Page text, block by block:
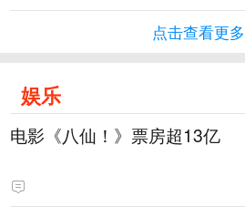
点击查看更多
娱乐
电影《八仙！》票房超13亿